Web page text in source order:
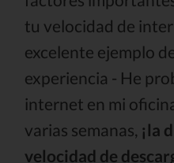
tu velocidad de
excelente ejemplo
experiencia - He
internet en mi
varias semanas, ¡la
velocidad de